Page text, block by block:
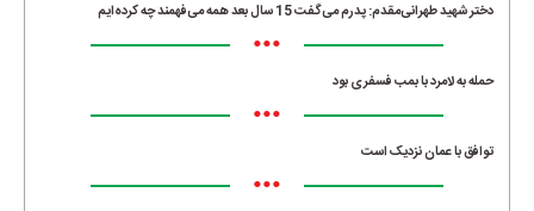
دختر شهید طهرانی‌مقدم: پدرم می‌گفت 15 سال بعد همه می‌فهمند چه کرده‌ایم
•••
حمله به لامرد با بمب فسفری بود
•••
توافق با عمان نزدیک است
•••